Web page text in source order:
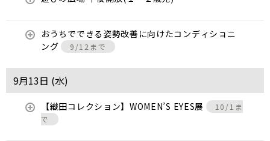
おうちでできる姿勢改善に向けたコンディショニ
ング
9/12まで
9月13日 (水)
【織田コレクション】WOMEN’S EYES展
10/1ま
で